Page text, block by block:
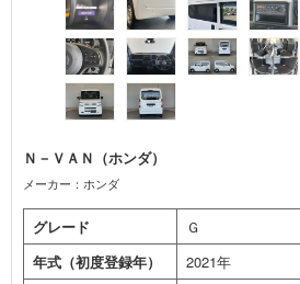
Ｎ－ＶＡＮ（ホンダ）
メーカー：ホンダ
グレード
Ｇ
年式（初度登録年）
2021年